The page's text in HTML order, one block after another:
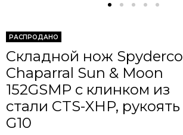
РАСПРОДАНО
Складной нож Spyderco
Chaparral Sun & Moon
152GSMP c клинком из
стали CTS-XHP, рукоять
G10